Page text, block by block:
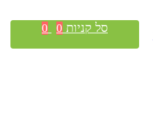
סל קניות 0
0